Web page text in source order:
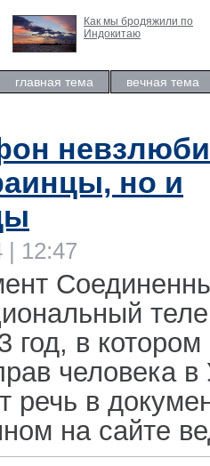
Как мы бродяжили по
Индокитаю
главная тема вечная тема
но и
| 12:47
год, в
человека в
речь в
на сайте